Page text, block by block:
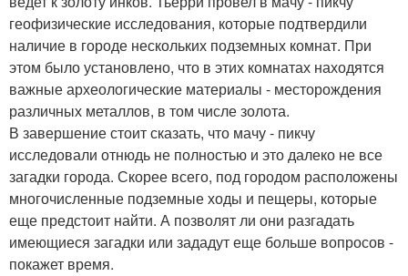
геофизические исследования, которые подтвердили
наличие в городе нескольких подземных комнат. При
этом было установлено, что в этих комнатах находятся
важные археологические материалы - месторождения
различных металлов, в том числе золота.
В завершение стоит сказать, что мачу - пикчу
исследовали отнюдь не полностью и это далеко не все
загадки города. Скорее всего, под городом расположены
многочисленные подземные ходы и пещеры, которые
еще предстоит найти. А позволят ли они разгадать
имеющиеся загадки или зададут еще больше вопросов -
покажет время.